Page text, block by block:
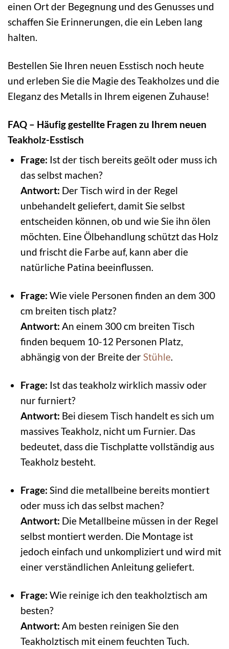
einen Ort der Begegnung und des Genusses und
schaffen Sie Erinnerungen, die ein Leben lang
halten.
Bestellen Sie Ihren neuen Esstisch noch heute
und erleben Sie die Magie des Teakholzes und die
Eleganz des Metalls in Ihrem eigenen Zuhause!
FAQ – Häufig gestellte Fragen zu Ihrem neuen
Teakholz-Esstisch
Frage: Ist der tisch bereits geölt oder muss ich
das selbst machen?
Antwort: Der Tisch wird in der Regel
unbehandelt geliefert, damit Sie selbst
entscheiden können, ob und wie Sie ihn ölen
möchten. Eine Ölbehandlung schützt das Holz
und frischt die Farbe auf, kann aber die
natürliche Patina beeinflussen.
Frage: Wie viele Personen finden an dem 300
cm breiten tisch platz?
Antwort: An einem 300 cm breiten Tisch
finden bequem 10-12 Personen Platz,
abhängig von der Breite derStühle.
Frage: Ist das teakholz wirklich massiv oder
nur furniert?
Antwort: Bei diesem Tisch handelt es sich um
massives Teakholz, nicht um Furnier. Das
bedeutet, dass die Tischplatte vollständig aus
Teakholz besteht.
Frage: Sind die metallbeine bereits montiert
oder muss ich das selbst machen?
Antwort: Die Metallbeine müssen in der Regel
selbst montiert werden. Die Montage ist
jedoch einfach und unkompliziert und wird mit
einer verständlichen Anleitung geliefert.
Frage: Wie reinige ich den teakholztisch am
besten?
Antwort: Am besten reinigen Sie den
Teakholztisch mit einem feuchten Tuch.